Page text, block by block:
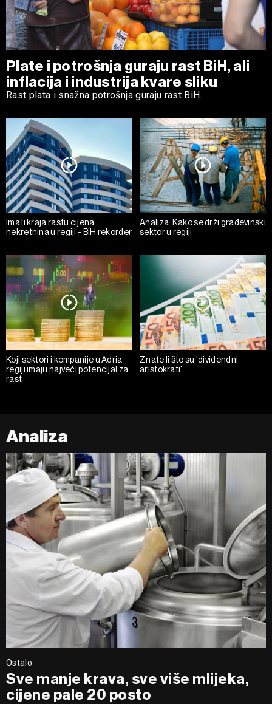
Plate i potrošnja guraju rast BiH, ali
inflacija i industrija kvare sliku
Rast plata i snažna potrošnja guraju rast BiH.
Ima li kraja rastu cijena
nekretnina u regiji - BiH rekorder
Analiza: Kako se drži građevinski
sektor u regiji
Koji sektori i kompanije u Adria
regiji imaju najveći potencijal za
rast
Znate li što su 'dividendni
aristokrati'
Analiza
Ostalo
Sve manje krava, sve više mlijeka,
cijene pale 20 posto